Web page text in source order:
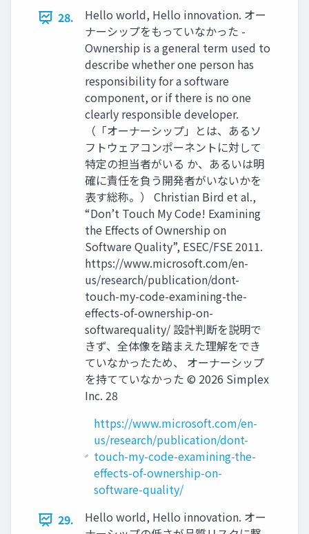
28.
Hello world, Hello innovation. オー
ナーシップをもっていなかった -
Ownership is a general term used to
describe whether one person has
responsibility for a software
component, or if there is no one
clearly responsible developer.
（「オーナーシップ」とは、あるソ
フトウェアコンポーネントに対して
特定の担当者がいる か、あるいは明
確に責任を負う開発者がいないかを
表す総称。） Christian Bird et al.,
“Don’t Touch My Code! Examining
the Effects of Ownership on
Software Quality”, ESEC/FSE 2011.
https://www.microsoft.com/en-
us/research/publication/dont-
touch-my-code-examining-the-
effects-of-ownership-on-
softwarequality/ 設計判断を説明で
きず、全体像を踏まえた理解をでき
ていなかったため、 オーナーシップ
を持てていなかった ©️ 2026 Simplex
Inc. 28
https://www.microsoft.com/en-
us/research/publication/dont-
touch-my-code-examining-the-
effects-of-ownership-on-
software-quality/
29.
Hello world, Hello innovation. オー